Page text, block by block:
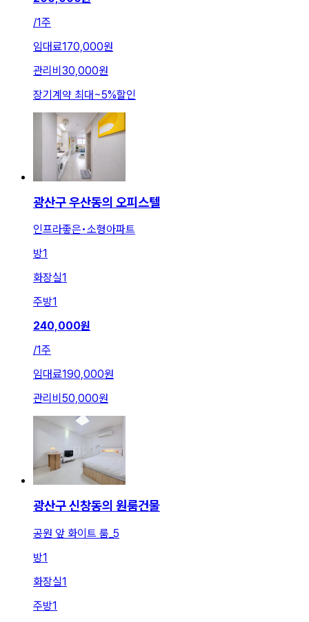
/1주
임대료170,000원
관리비 30,000원
장기계약 최대~5%할인
광산구 우산동의 오피스텔
인프라좋은•소형아파트
방1
화장실1
주방1
240,000원
/1주
임대료190,000원
관리비 50,000원
광산구 신창동의 원룸건물
공원 앞 화이트 룸_5
방1
화장실1
주방1